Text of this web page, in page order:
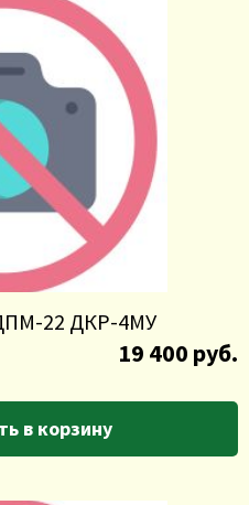
22 ДКР-4МУ
19 400 руб.
в корзину